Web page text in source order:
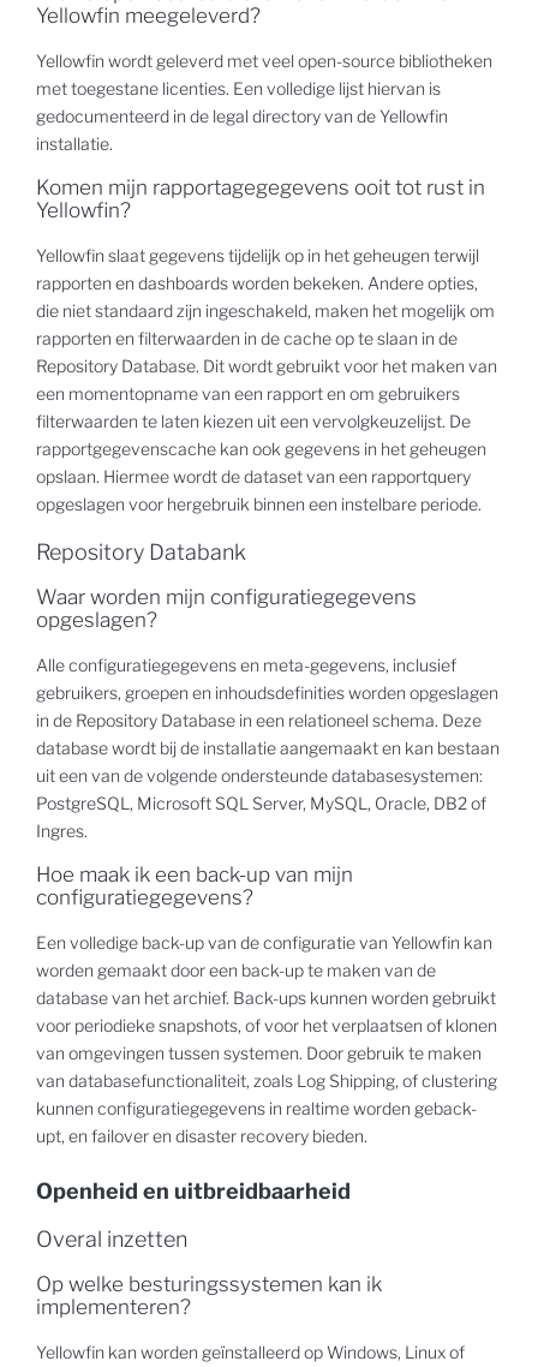
Yellowfin meegeleverd?
Yellowfin wordt geleverd met veel open-source bibliotheken
met toegestane licenties. Een volledige lijst hiervan is
gedocumenteerd in de legal directory van de Yellowfin
installatie.
Komen mijn rapportagegegevens ooit tot rust in
Yellowfin?
Yellowfin slaat gegevens tijdelijk op in het geheugen terwijl
rapporten en dashboards worden bekeken. Andere opties,
die niet standaard zijn ingeschakeld, maken het mogelijk om
rapporten en filterwaarden in de cache op te slaan in de
Repository Database. Dit wordt gebruikt voor het maken van
een momentopname van een rapport en om gebruikers
filterwaarden te laten kiezen uit een vervolgkeuzelijst. De
rapportgegevenscache kan ook gegevens in het geheugen
opslaan. Hiermee wordt de dataset van een rapportquery
opgeslagen voor hergebruik binnen een instelbare periode.
Repository Databank
Waar worden mijn configuratiegegevens
opgeslagen?
Alle configuratiegegevens en meta-gegevens, inclusief
gebruikers, groepen en inhoudsdefinities worden opgeslagen
in de Repository Database in een relationeel schema. Deze
database wordt bij de installatie aangemaakt en kan bestaan
uit een van de volgende ondersteunde databasesystemen:
PostgreSQL, Microsoft SQL Server, MySQL, Oracle, DB2 of
Ingres.
Hoe maak ik een back-up van mijn
configuratiegegevens?
Een volledige back-up van de configuratie van Yellowfin kan
worden gemaakt door een back-up te maken van de
database van het archief. Back-ups kunnen worden gebruikt
voor periodieke snapshots, of voor het verplaatsen of klonen
van omgevingen tussen systemen. Door gebruik te maken
van databasefunctionaliteit, zoals Log Shipping, of clustering
kunnen configuratiegegevens in realtime worden geback-
upt, en failover en disaster recovery bieden.
Openheid en uitbreidbaarheid
Overal inzetten
Op welke besturingssystemen kan ik
implementeren?
Yellowfin kan worden geïnstalleerd op Windows, Linux of